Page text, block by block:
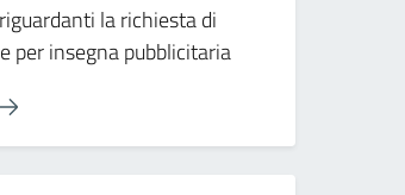
la richiesta di
per insegna pubblicitaria